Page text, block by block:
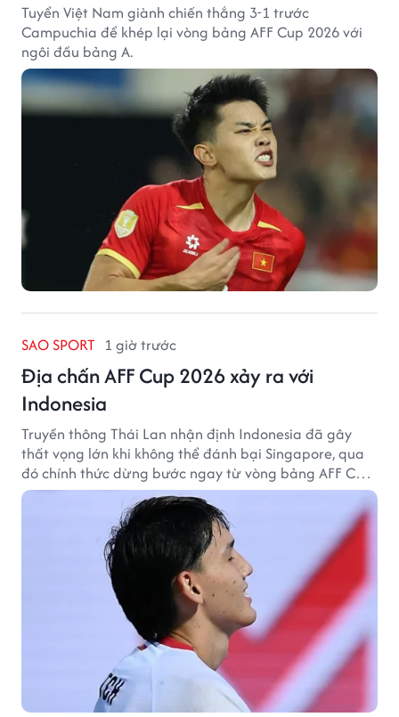
Tuyển Việt Nam giành chiến thắng 3-1 trước
Campuchia để khép lại vòng bảng AFF Cup 2026 với
ngôi đầu bảng A.
SAO SPORT 1 giờ trước
Địa chấn AFF Cup 2026 xảy ra với
Indonesia
Truyền thông Thái Lan nhận định Indonesia đã gây
thất vọng lớn khi không thể đánh bại Singapore, qua
đó chính thức dừng bước ngay từ vòng bảng AFF Cup
2026.